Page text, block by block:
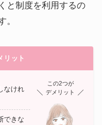
と制度を利用するの
。
リット
なけれ
できな
この2つが
デメリット